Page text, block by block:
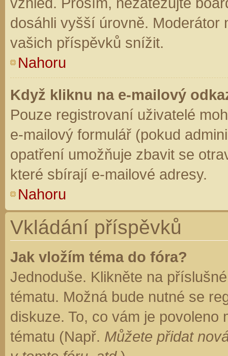
dosáhli vyšší úrovně. Moderátor
vašich příspěvků snížit.
Nahoru
Když kliknu na e-mailový
Pouze registrovaní uživatelé
e-mailový formulář (pokud
opatření umožňuje zbavit se
které sbírají e-mailové adresy.
Nahoru
Vkládání příspěvků
Jak vložím téma do fóra?
Jednoduše. Klikněte na
tématu. Možná bude nutné se
diskuze. To, co vám je
tématu (Např. Můžete přidat